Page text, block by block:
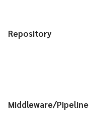
Repository
Middleware/Pipeline